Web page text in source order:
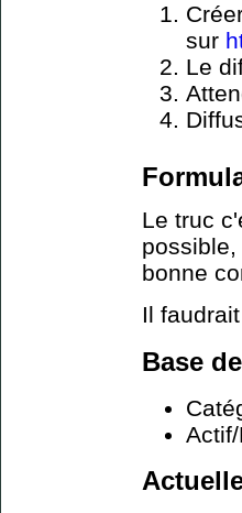
sur
Le
Le truc
bonne
Il
Base